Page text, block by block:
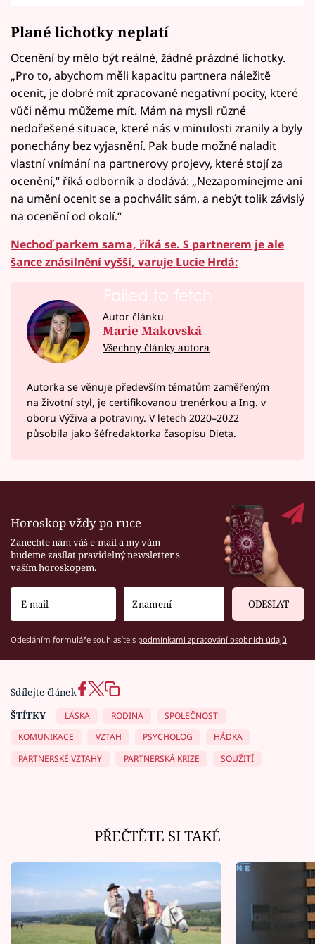
Plané lichotky neplatí
Ocenění by mělo být reálné, žádné prázdné lichotky.
„Pro to, abychom měli kapacitu partnera náležitě
ocenit, je dobré mít zpracované negativní pocity, které
vůči němu můžeme mít. Mám na mysli různé
nedořešené situace, které nás v minulosti zranily a byly
ponechány bez vyjasnění. Pak bude možné naladit
vlastní vnímání na partnerovy projevy, které stojí za
ocenění,“ říká odborník a dodává: „Nezapomínejme ani
na umění ocenit se a pochválit sám, a nebýt tolik závislý
na ocenění od okolí.“
Nechoď parkem sama, říká se. S partnerem je ale
šance znásilnění vyšší, varuje Lucie Hrdá:
Failed to fetch
Autor článku
Marie Makovská
Všechny články autora
Autorka se věnuje především tématům zaměřeným
na životní styl, je certifikovanou trenérkou a Ing. v
oboru Výživa a potraviny. V letech 2020–⁠2022
působila jako šéfredaktorka časopisu Dieta.
Horoskop vždy po ruce
Zanechte nám váš e-mail a my vám
budeme zasílat pravidelný newsletter s
vaším horoskopem.
ODESLAT
Odesláním formuláře souhlasíte s podmínkami zpracování osobních údajů
Sdílejte článek
ŠTÍTKY
LÁSKA RODINA
SPOLEČNOST
KOMUNIKACE
VZTAH PSYCHOLOG
HÁDKA
PARTNERSKÉ VZTAHY
PARTNERSKÁ KRIZE SOUŽITÍ
PŘEČTĚTE SI TAKÉ